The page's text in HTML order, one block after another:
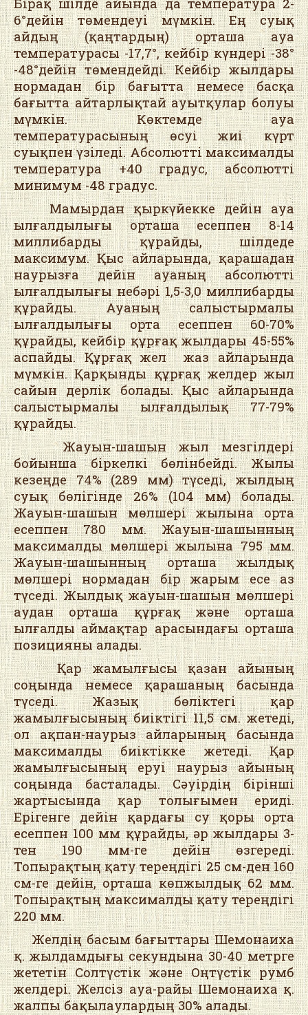
6°дейін төмендеуі мүмкін. Ең суық
айдың (қаңтардың) орташа ауа
температурасы -17,7°, кейбір күндері -38°
-48°дейін төмендейді. Кейбір жылдары
нормадан бір бағытта немесе басқа
бағытта айтарлықтай ауытқулар болуы
мүмкін. Көктемде ауа
температурасының өсуі жиі күрт
суықпен үзіледі. Абсолютті максималды
температура +40 градус, абсолютті
минимум -48 градус.
Мамырдан қыркүйекке дейін ауа
ылғалдылығы орташа есеппен 8-14
миллибарды құрайды, шілдеде
максимум. Қыс айларында, қарашадан
наурызға дейін ауаның абсолютті
ылғалдылығы небәрі 1,5-3,0 миллибарды
құрайды. Ауаның салыстырмалы
ылғалдылығы орта есеппен 60-70%
құрайды, кейбір құрғақ жылдары 45-55%
аспайды. Құрғақ жел жаз айларында
мүмкін. Қарқынды құрғақ желдер жыл
сайын дерлік болады. Қыс айларында
салыстырмалы ылғалдылық 77-79%
құрайды.
Жауын-шашын жыл мезгілдері
бойынша біркелкі бөлінбейді. Жылы
кезеңде 74% (289 мм) түседі, жылдың
суық бөлігінде 26% (104 мм) болады.
Жауын-шашын мөлшері жылына орта
есеппен 780 мм. Жауын-шашынның
максималды мөлшері жылына 795 мм.
Жауын-шашынның орташа жылдық
мөлшері нормадан бір жарым есе аз
түседі. Жылдық жауын-шашын мөлшері
аудан орташа құрғақ және орташа
ылғалды аймақтар арасындағы орташа
позицияны алады.
Қар жамылғысы қазан айының
соңында немесе қарашаның басында
түседі. Жазық бөліктегі қар
жамылғысының биіктігі 11,5 см. жетеді,
ол ақпан-наурыз айларының басында
максималды биіктікке жетеді. Қар
жамылғысының еруі наурыз айының
соңында басталады. Сәуірдің бірінші
жартысында қар толығымен ериді.
Ерігенге дейін қардағы су қоры орта
есеппен 100 мм құрайды, әр жылдары 3-
тен 190 мм-ге дейін өзгереді.
Топырақтың қату тереңдігі 25 см-ден 160
см-ге дейін, орташа көпжылдық 62 мм.
Топырақтың максималды қату тереңдігі
220 мм.
Желдің басым бағыттары Шемонаиха
қ. жылдамдығы секундына 30-40 метрге
жететін Солтүстік және Оңтүстік румб
желдері. Желсіз ауа-райы Шемонаиха қ.
жалпы бақылаулардың 30% алады.